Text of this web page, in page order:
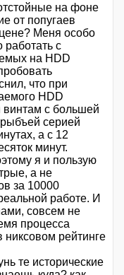
на фоне
от попугаев
Меня особо
с
на HDD
что при
HDD
с большей
серией
а с 12
минут.
я и пользую
а не
за 10000
работе. И
совсем не
процесса
никсовом рейтинге
те исторические